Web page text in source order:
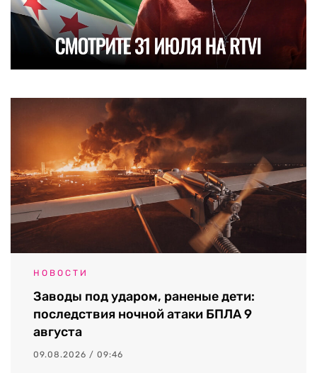
НОВОСТИ
Заводы под ударом, раненые дети:
последствия ночной атаки БПЛА 9
августа
09.08.2026 / 09:46